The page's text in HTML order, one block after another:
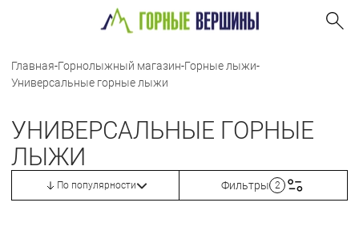
Главная-Горнолыжный магазин-Горные лыжи-
Универсальные горные лыжи
УНИВЕРСАЛЬНЫЕ ГОРНЫЕ
ЛЫЖИ
По популярности Фильтры 2